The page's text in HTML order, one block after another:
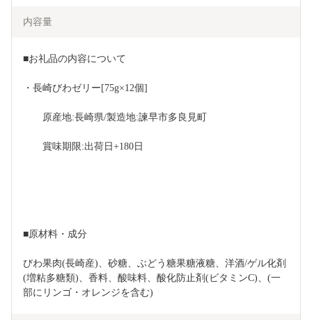
内容量
■お礼品の内容について
・長崎びわゼリー[75g×12個]
原産地:長崎県/製造地:諫早市多良見町
賞味期限:出荷日+180日
■原材料・成分
びわ果肉(長崎産)、砂糖、ぶどう糖果糖液糖、洋酒/ゲル化剤
(増粘多糖類)、香料、酸味料、酸化防止剤(ビタミンC)、(一
部にリンゴ・オレンジを含む)